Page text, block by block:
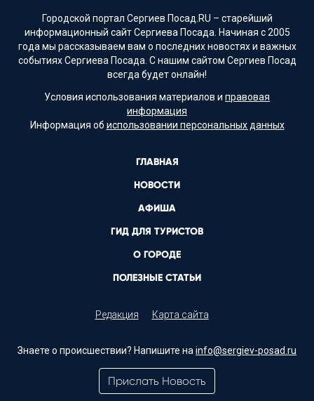
Городской портал Сергиев Посад.RU – старейший
информационный сайт Сергиева Посада. Начиная с 2005
года мы рассказываем вам о последних новостях и важных
событиях Сергиева Посада. С нашим сайтом Сергиев Посад
всегда будет онлайн!
Условия использования материалов и правовая
информация
Информация об использовании персональных данных
ГЛАВНАЯ
НОВОСТИ
АФИША
ГИД ДЛЯ ТУРИСТОВ
О ГОРОДЕ
ПОЛЕЗНЫЕ СТАТЬИ
Редакция Карта сайта
Знаете о происшествии? Напишите на info@sergiev-posad.ru
Прислать Новость